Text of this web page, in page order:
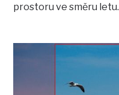
prostoru ve směru letu.